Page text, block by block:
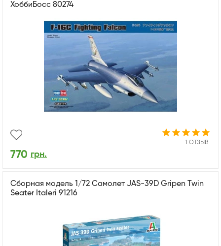
ХоббиБосс 80274
1 ОТЗЫВ
770 грн.
Сборная модель 1/72 Самолет JAS-39D Gripen Twin
Seater Italeri 91216